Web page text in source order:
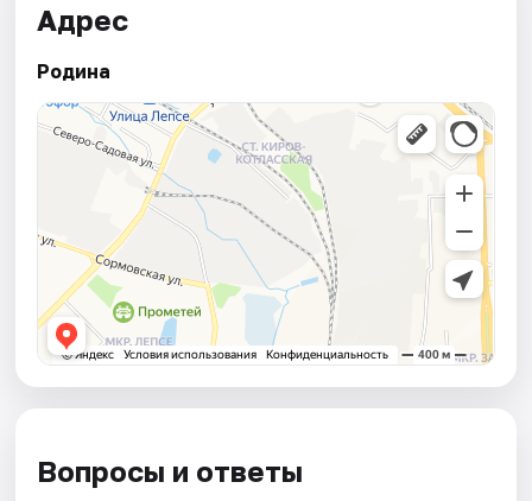
Адрес
Родина
Вопросы и ответы